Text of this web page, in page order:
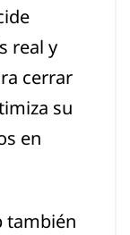
real y
cerrar
su
en
también